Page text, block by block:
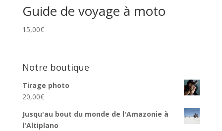
Guide de voyage à moto
15,00€
Notre boutique
Tirage photo
20,00€
Jusqu'au bout du monde de l'Amazonie à
l'Altiplano